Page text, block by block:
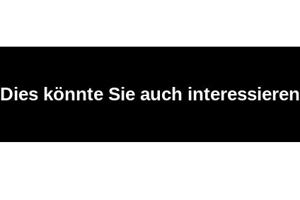
Dies könnte Sie auch interessieren